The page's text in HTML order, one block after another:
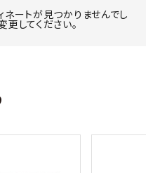
ートが見つかりませんでし
更してください。